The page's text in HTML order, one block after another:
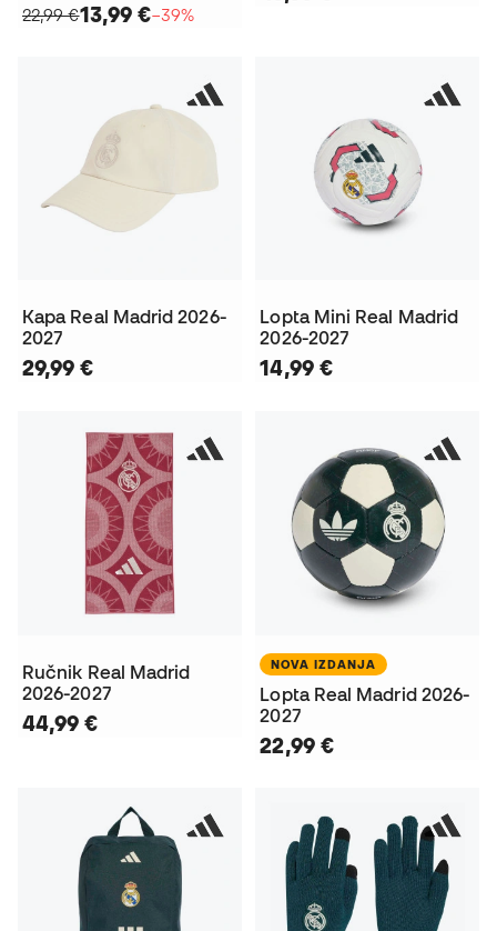
22,99 €13,99 €−39%
Kapa Real Madrid 2026-
2027
29,99 €
Lopta Mini Real Madrid
2026-2027
14,99 €
Ručnik Real Madrid
2026-2027
44,99 €
NOVA IZDANJA
Lopta Real Madrid 2026-
2027
22,99 €